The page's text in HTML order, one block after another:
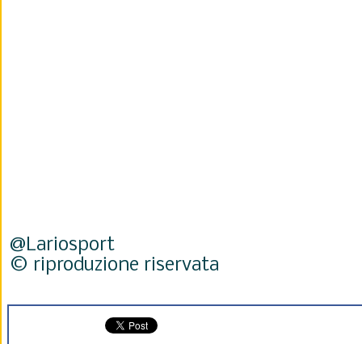
@Lariosport
© riproduzione riservata